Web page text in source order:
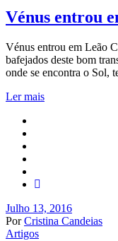
Vénus entrou
Vénus entrou em Leão
bafejados deste bom
onde se encontra o Sol,
Ler mais
Julho 13, 2016
Por Cristina Candeias
Artigos